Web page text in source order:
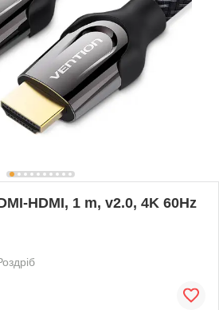
HDMI, 1 m, v2.0, 4K 60Hz